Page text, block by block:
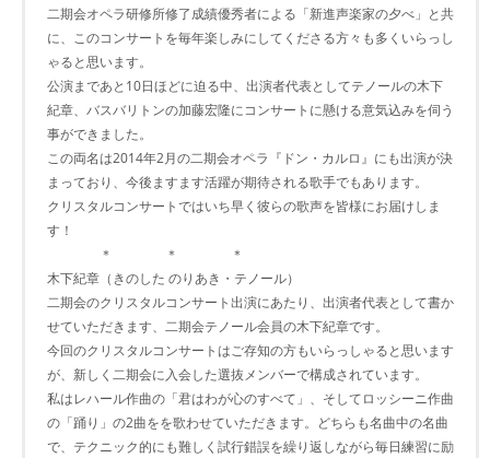
二期会オペラ研修所修了成績優秀者による「新進声楽家の夕べ」と共
に、このコンサートを毎年楽しみにしてくださる方々も多くいらっし
ゃると思います。
公演まであと10日ほどに迫る中、出演者代表としてテノールの木下
紀章、バスバリトンの加藤宏隆にコンサートに懸ける意気込みを伺う
事ができました。
この両名は2014年2月の二期会オペラ『ドン・カルロ』にも出演が決
まっており、今後ますます活躍が期待される歌手でもあります。
クリスタルコンサートではいち早く彼らの歌声を皆様にお届けしま
す！
＊ ＊ ＊
木下紀章（きのした のりあき・テノール）
二期会のクリスタルコンサート出演にあたり、出演者代表として書か
せていただきます、二期会テノール会員の木下紀章です。
今回のクリスタルコンサートはご存知の方もいらっしゃると思います
が、新しく二期会に入会した選抜メンバーで構成されています。
私はレハール作曲の「君はわが心のすべて」、そしてロッシーニ作曲
の「踊り」の2曲をを歌わせていただきます。どちらも名曲中の名曲
で、テクニック的にも難しく試行錯誤を繰り返しながら毎日練習に励